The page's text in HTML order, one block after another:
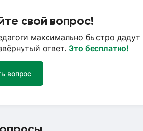
свой вопрос!
максимально быстро дадут
ответ. Это бесплатно!
вопрос